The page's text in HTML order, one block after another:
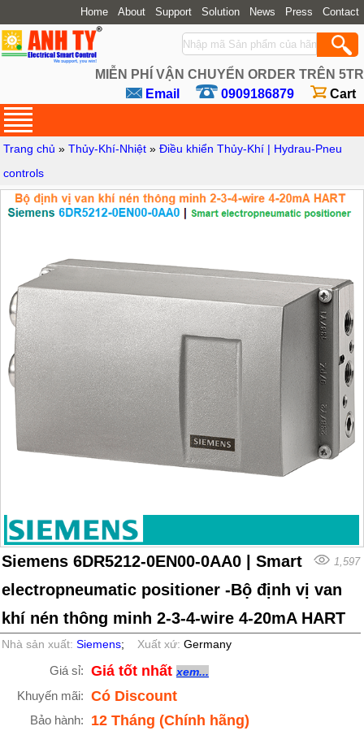
Home About Support Solution News Press Contact
MIỄN PHÍ VẬN CHUYỂN ORDER TRÊN 5TR
Email
0909186879 Cart
Trang chủ »Thủy-Khí-Nhiệt »Điều khiển Thủy-Khí | Hydrau-Pneu
controls
Siemens 6DR5212-0EN00-0AA0 | Smart
electropneumatic positioner -Bộ định vị van
khí nén thông minh 2-3-4-wire 4-20mA HART
1,597
Nhà sản xuất:Siemens; Xuất xứ:Germany
Giá sỉ: Giá tốt nhất xem...
Khuyến mãi: Có Discount
Bảo hành: 12 Tháng (Chính hãng)